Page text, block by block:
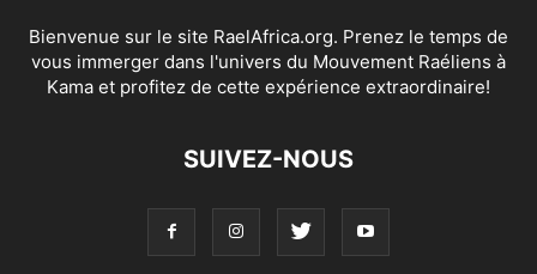
Bienvenue sur le site RaelAfrica.org. Prenez le temps de
vous immerger dans l'univers du Mouvement Raéliens à
Kama et profitez de cette expérience extraordinaire!
SUIVEZ-NOUS